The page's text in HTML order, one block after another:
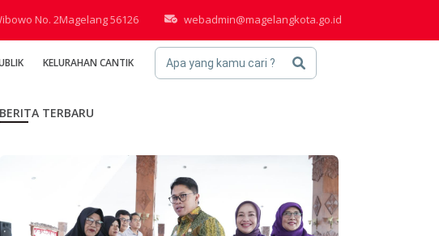
No. 2Magelang 56126 webadmin@magelangkota.go.id
KELURAHAN CANTIK Apa yang kamu cari ?
BERITA TERBARU